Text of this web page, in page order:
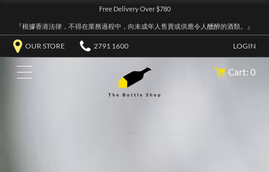
Free Delivery Over $780
『根據香港法律，不得在業務過程中，向未成年人售賣或供應令人醺醉的酒類。』
OUR STORE 2791 1600 LOGIN
Cart: 0